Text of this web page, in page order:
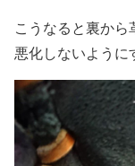
こうなると裏か
悪化しないように